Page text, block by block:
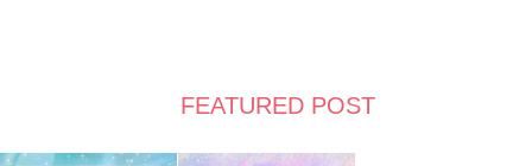
FEATURED POST